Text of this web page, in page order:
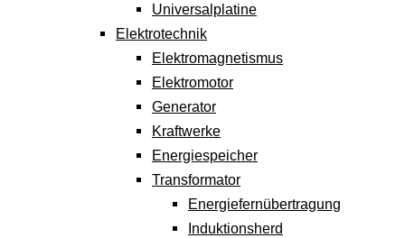
Universalplatine
Elektrotechnik
Elektromagnetismus
Elektromotor
Generator
Kraftwerke
Energiespeicher
Transformator
Energiefernübertragung
Induktionsherd